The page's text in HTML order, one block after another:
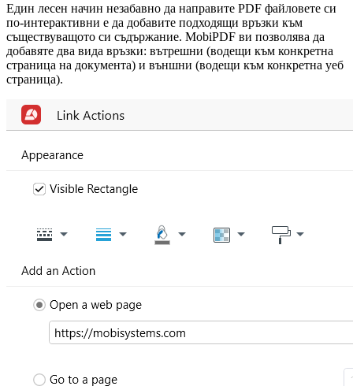
Един лесен начин незабавно да направите PDF файловете си
по-интерактивни е да добавите подходящи връзки към
съществуващото си съдържание. MobiPDF ви позволява да
добавяте два вида връзки: вътрешни (водещи към конкретна
страница на документа) и външни (водещи към конкретна уеб
страница).